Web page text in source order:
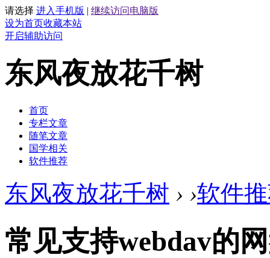
请选择 进入手机版 | 继续访问电脑版
设为首页收藏本站
开启辅助访问
东风夜放花千树
首页
专栏文章
随笔文章
国学相关
软件推荐
东风夜放花千树 › ›软件
常见支持webdav的